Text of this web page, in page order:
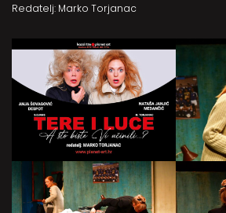
Redatelj: Marko Torjanac